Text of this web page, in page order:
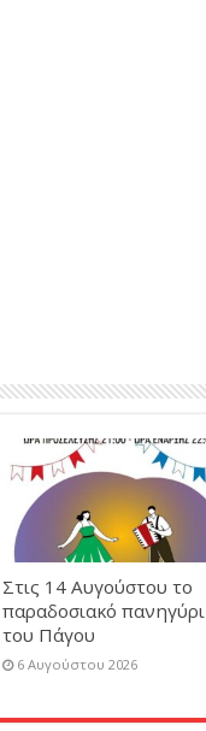
Στις 14 Αυγούστου το
παραδοσιακό πανηγύρι
του Πάγου
6 Αυγούστου 2026